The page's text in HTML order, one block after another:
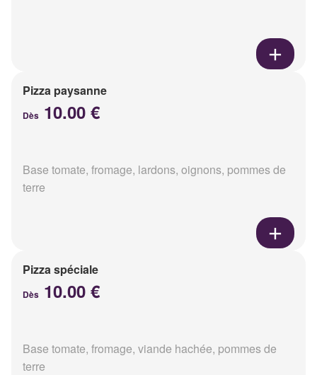
Pizza paysanne
Dès 10.00 €
Base tomate, fromage, lardons, oignons, pommes de
terre
Pizza spéciale
Dès 10.00 €
Base tomate, fromage, viande hachée, pommes de
terre